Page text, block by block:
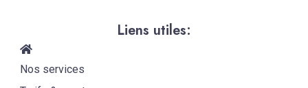
Liens utiles:
Nos services